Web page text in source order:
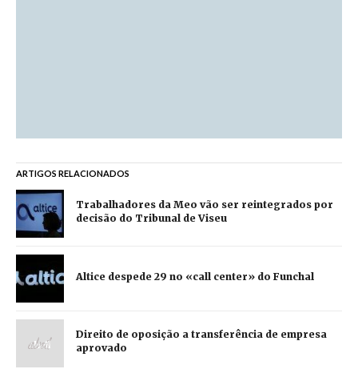
ARTIGOS RELACIONADOS
Trabalhadores da Meo vão ser reintegrados por
decisão do Tribunal de Viseu
Altice despede 29 no «call center» do Funchal
Direito de oposição a transferência de empresa
aprovado